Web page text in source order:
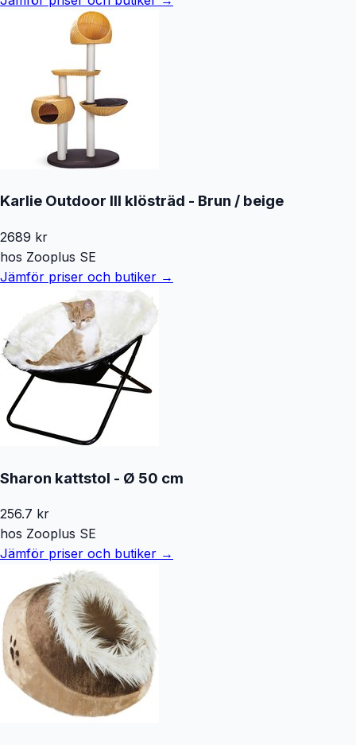
Karlie Outdoor III klösträd - Brun / beige
2689 kr
hos Zooplus SE
Jämför priser och butiker →
Sharon kattstol - Ø 50 cm
256.7 kr
hos Zooplus SE
Jämför priser och butiker →